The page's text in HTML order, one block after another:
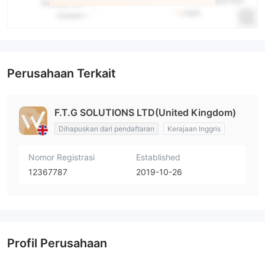
Perusahaan Terkait
F.T.G SOLUTIONS LTD(United Kingdom)
Dihapuskan dari pendaftaran Kerajaan Inggris
Nomor Registrasi
12367787
Established
2019-10-26
Profil Perusahaan